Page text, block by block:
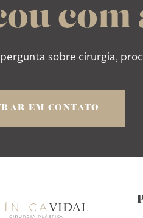
com
sobre cirurgia,
EM CONTATO